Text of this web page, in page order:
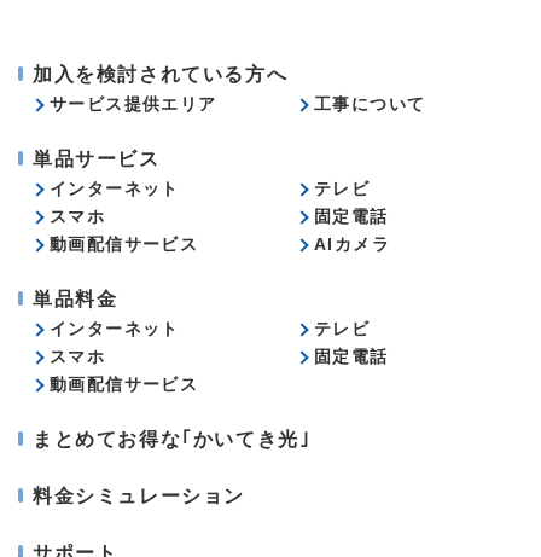
加入を検討されている方へ
サービス提供エリア 工事について
単品サービス
インターネット
テレビ
スマホ
固定電話
動画配信サービス
AIカメラ
単品料金
インターネット
テレビ
スマホ
固定電話
動画配信サービス
まとめてお得な｢かいてき光｣
料金シミュレーション
サポート